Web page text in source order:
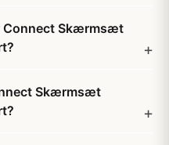
Connect Skærmsæt
Skærmsæt